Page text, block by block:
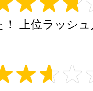
上位ラッシ